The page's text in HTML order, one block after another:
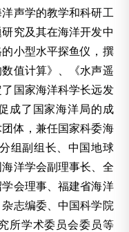
声学的教学和科研工
究及其在海洋开发中
小型水平探鱼仪，撰
值计算》、《水声遥
国家海洋科学长远发
成了国家海洋局的成
体，兼任国家科委海
组副组长、中国地球
洋学会副理事长、全
会理事、福建省海洋
志编委、中国科学院
所学术委员会委员等